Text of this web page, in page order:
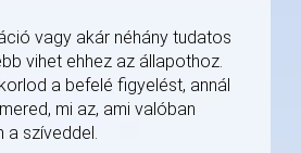
vagy akár néhány tudatos
vihet ehhez az állapothoz.
a befelé figyelést, annál
mi az, ami valóban
a szíveddel.